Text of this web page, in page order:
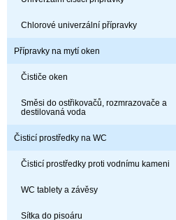
Chlorové univerzální přípravky
Přípravky na mytí oken
Čističe oken
Směsi do ostřikovačů, rozmrazovače a
destilovaná voda
Čisticí prostředky na WC
Čisticí prostředky proti vodnímu kameni
WC tablety a závěsy
Sítka do pisoáru